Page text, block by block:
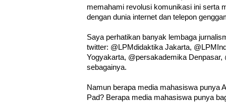
memahami revolusi komunikasi ini serta
dengan dunia internet dan telepon
Saya perhatikan banyak lembaga
twitter: @LPMdidaktika Jakarta,
Yogyakarta, @persakademika
sebagainya.
Namun berapa media mahasiswa punya
Pad? Berapa media mahasiswa punya